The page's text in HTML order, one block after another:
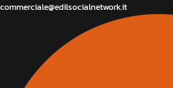
commerciale@edilsocialnetwork.it